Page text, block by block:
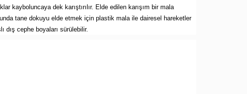
kayboluncaya dek karıştırılır. Elde edilen karışım bir mala
tane dokuyu elde etmek için plastik mala ile dairesel hareketler
dış cephe boyaları sürülebilir.